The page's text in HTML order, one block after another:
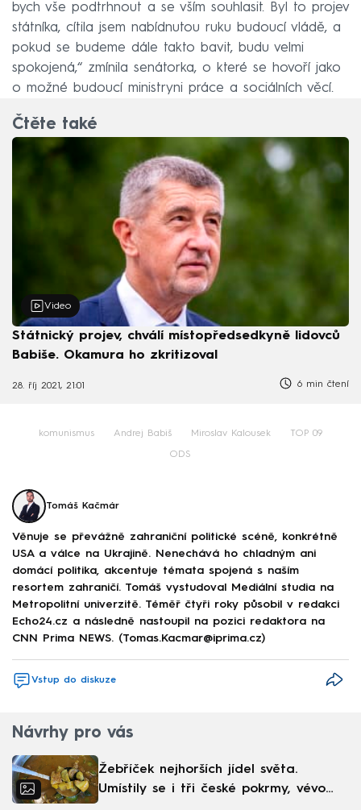
bych vše podtrhnout a se vším souhlasit. Byl to projev
státníka, cítila jsem nabídnutou ruku budoucí vládě, a
pokud se budeme dále takto bavit, budu velmi
spokojená,“ zmínila senátorka, o které se hovoří jako
o možné budoucí ministryni práce a sociálních věcí.
Čtěte také
Video
Státnický projev, chválí místopředsedkyně lidovců
Babiše. Okamura ho zkritizoval
28. říj 2021, 21:01 6 min čtení
komunismus Andrej Babiš Miroslav Kalousek TOP 09
ODS
Tomáš Kačmár
Věnuje se převážně zahraniční politické scéně, konkrétně
USA a válce na Ukrajině. Nenechává ho chladným ani
domácí politika, akcentuje témata spojená s naším
resortem zahraničí. Tomáš vystudoval Mediální studia na
Metropolitní univerzitě. Téměř čtyři roky působil v redakci
Echo24.cz a následně nastoupil na pozici redaktora na
CNN Prima NEWS. (Tomas.Kacmar@iprima.cz)
Vstup do diskuze
Návrhy pro vás
Žebříček nejhorších jídel světa.
Umístily se i tři české pokrmy, vévodí